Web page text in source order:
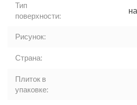
Тип
поверхности:
Рисунок:
Страна:
Плиток в
упаковке: